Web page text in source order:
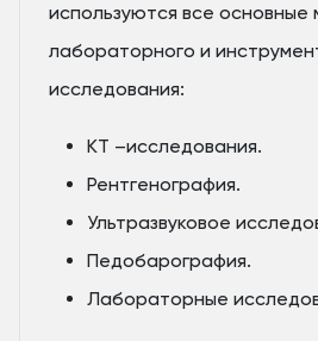
используются все основные
лабораторного и
исследования:
КТ –исследования.
Рентгенография.
Ультразвуковое
Педобарография.
Лабораторные